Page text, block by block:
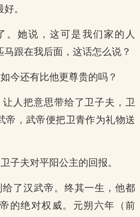
。
。她说，这可是我们家的人
马跟在我后面，这话怎么说？
今还有比他更尊贵的吗？
人把意思带给了卫子夫，卫
帝，武帝便把卫青作为礼物送
子夫对平阳公主的回报。
给了汉武帝。终其一生，他都
的绝对权威。元朔六年（前